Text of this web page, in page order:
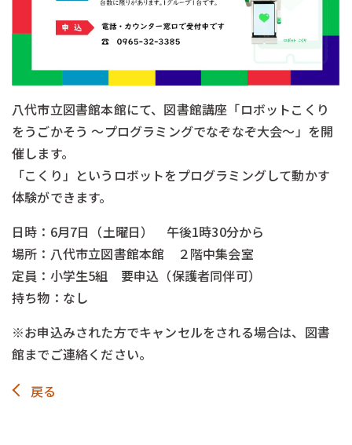
八代市立図書館本館にて、図書館講座「ロボットこくり
をうごかそう ～プログラミングでなぞなぞ大会～」を開
催します。
「こくり」というロボットをプログラミングして動かす
体験ができます。
日時：6月7日（土曜日） 午後1時30分から
場所：八代市立図書館本館 ２階中集会室
定員：小学生5組 要申込（保護者同伴可）
持ち物：なし
※お申込みされた方でキャンセルをされる場合は、図書
館までご連絡ください。
戻る